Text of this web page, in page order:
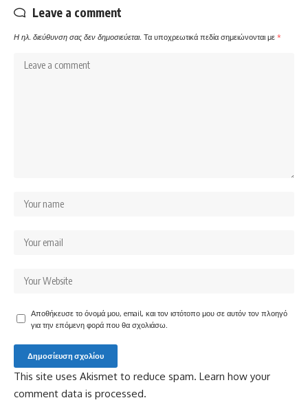
Leave a comment
Η ηλ. διεύθυνση σας δεν δημοσιεύεται. Τα υποχρεωτικά πεδία σημειώνονται με *
Αποθήκευσε το όνομά μου, email, και τον ιστότοπο μου σε αυτόν τον πλοηγό
για την επόμενη φορά που θα σχολιάσω.
This site uses Akismet to reduce spam. Learn how your
comment data is processed.